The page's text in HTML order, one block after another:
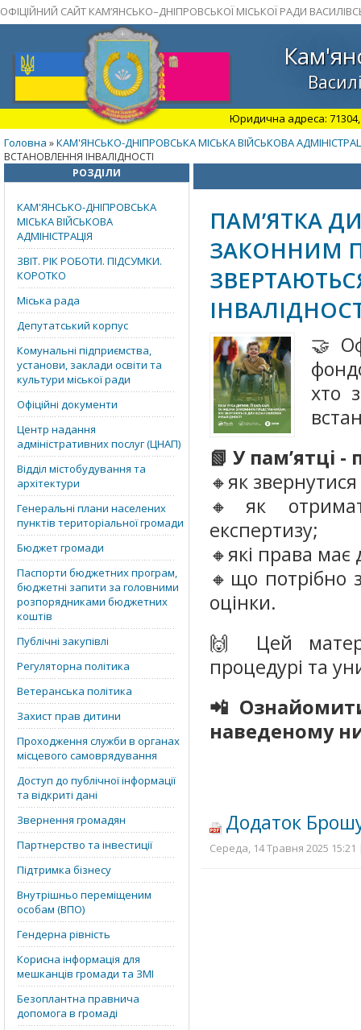
ОФІЦІЙНИЙ САЙТ КАМ’ЯНСЬКО–ДНІПРОВСЬКОЇ МІСЬКОЇ РАДИ
Юридична адреса: 71304,
Головна »КАМ'ЯНСЬКО-ДНІПРОВСЬКА МІСЬКА ВІЙСЬКОВА
ВСТАНОВЛЕННЯ ІНВАЛІДНОСТІ
РОЗДІЛИ
КАМ'ЯНСЬКО-ДНІПРОВСЬКА
МІСЬКА ВІЙСЬКОВА
АДМІНІСТРАЦІЯ
ЗВІТ. РІК РОБОТИ. ПІДСУМКИ.
КОРОТКО
Міська рада
Депутатський корпус
Комунальні підприємства,
установи, заклади освіти та
культури міської ради
Офіційні документи
Центр надання
адміністративних послуг (ЦНАП)
Відділ містобудування та
архітектури
Генеральні плани населених
пунктів територіальної громади
Бюджет громади
Паспорти бюджетних програм,
бюджетні запити за головними
розпорядниками бюджетних
коштів
Публічні закупівлі
Регуляторна політика
Ветеранська політика
Захист прав дитини
Проходження служби в органах
місцевого самоврядування
Доступ до публічної інформації
та відкриті дані
Звернення громадян
Партнерство та інвестиції
Підтримка бізнесу
Внутрішньо переміщеним
особам (ВПО)
Гендерна рівність
Корисна інформація для
мешканців громади та ЗМІ
Безоплантна правнича
допомога в громаді
ПАМ’ЯТКА
ЗАКОННИМ
хто
📗 У памʼятці -
🔸як
🔸як
експертизу;
🔸які права має
🔸що потрібно
оцінки.
🙌 Цей
процедурі та
наведеному
Додаток
Середа, 14 Травня 2025 15:21